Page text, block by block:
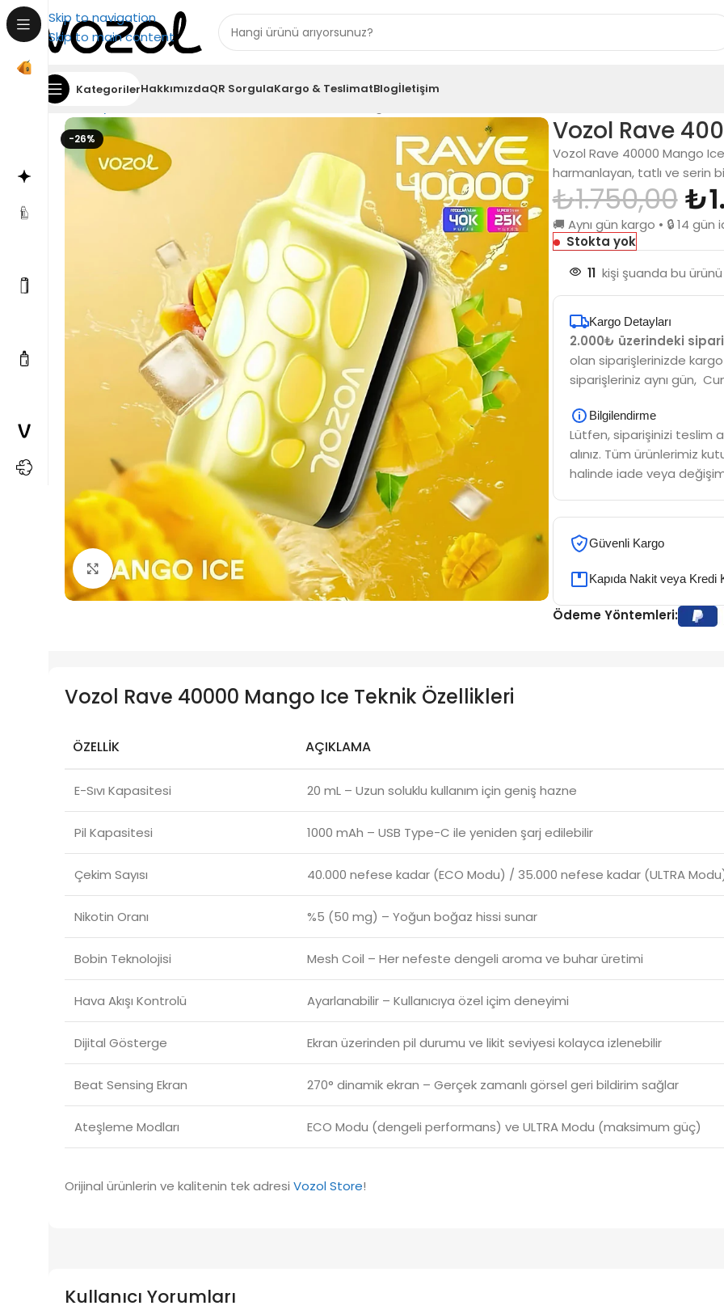
Skip to navigation
Skip to main content
KategorilerHakkımızdaQR SorgulaKargo & TeslimatBlogİletişim
Ana Sayfa
-26%
Büyütmek için tıkla
Vozol Rave
Vozol Rave 40000 Mango
harmanlayan, tatlı ve serin
₺1.750,00₺
🚚 Aynı gün kargo • 🔒 14
Stokta yok
11 kişi şuanda bu
Kargo Detayları
2.000₺ üzerindeki
olan siparişlerinizde
siparişleriniz aynı gün,
Bilgilendirme
Lütfen, siparişinizi teslim
alınız. Tüm ürünlerimiz
halinde iade veya
Güvenli Kargo
Kapıda Nakit veya Kredi
Ödeme Yöntemleri:
Vozol Rave 40000 Mango Ice Teknik Özellikleri
ÖZELLIK AÇIKLAMA
E-Sıvı Kapasitesi 20 mL – Uzun soluklu kullanım için geniş hazne
Pil Kapasitesi 1000 mAh – USB Type-C ile yeniden şarj edilebilir
Çekim Sayısı 40.000 nefese kadar (ECO Modu) / 35.000 nefese kadar (ULTRA
Nikotin Oranı %5 (50 mg) – Yoğun boğaz hissi sunar
Bobin Teknolojisi Mesh Coil – Her nefeste dengeli aroma ve buhar üretimi
Hava Akışı Kontrolü Ayarlanabilir – Kullanıcıya özel içim deneyimi
Dijital Gösterge Ekran üzerinden pil durumu ve likit seviyesi kolayca izlenebilir
Beat Sensing Ekran 270° dinamik ekran – Gerçek zamanlı görsel geri bildirim sağlar
Ateşleme Modları ECO Modu (dengeli performans) ve ULTRA Modu (maksimum güç)
Orijinal ürünlerin ve kalitenin tek adresi Vozol Store!
Kullanıcı Yorumları